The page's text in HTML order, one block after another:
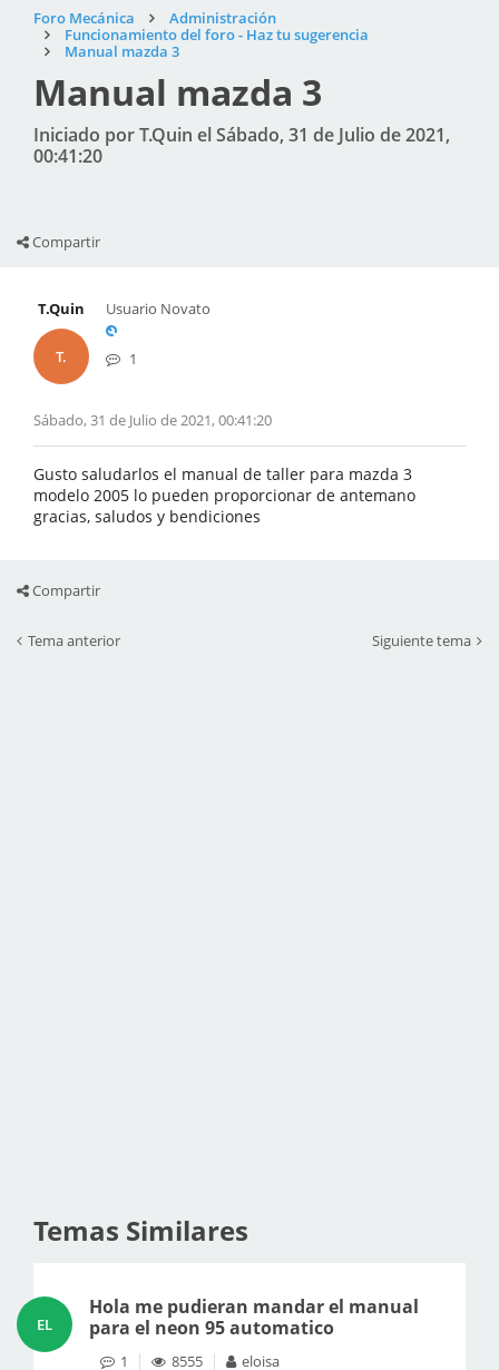
Foro Mecánica
Administración
Funcionamiento del foro - Haz tu sugerencia
Manual mazda 3
Manual mazda 3
Iniciado por T.Quin el Sábado, 31 de Julio de 2021,
00:41:20
Compartir
T.Quin
T.
Usuario Novato
1
Sábado, 31 de Julio de 2021, 00:41:20
Gusto saludarlos el manual de taller para mazda 3
modelo 2005 lo pueden proporcionar de antemano
gracias, saludos y bendiciones
Compartir
Tema anterior Siguiente tema
Temas Similares
EL
Hola me pudieran mandar el manual
para el neon 95 automatico
1 8555 eloisa